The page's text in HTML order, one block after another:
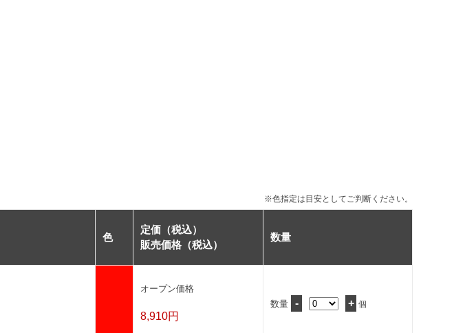
※色指定は目安としてご判断ください。
色
定価（税込）
販売価格（税込）
数量
オープン価格
8,910円
数量 - + 個